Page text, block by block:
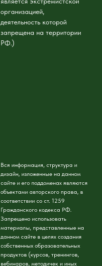
организацией,
деятельность которой
запрещена на территории
РФ.)
Вся информация, структура и
дизайн, изложенные на данном
сайте и его поддоменах являются
объектами авторского права, в
соответствии со ст. 1259
Гражданского кодекса РФ.
Запрещено использовать
материалы, представленные на
данном сайте в целях создания
собственных образовательных
продуктов (курсов, тренингов,
вебинаров, методичек и иных